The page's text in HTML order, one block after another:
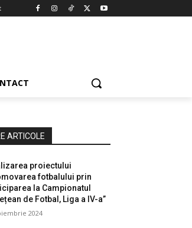
ARTICOLE
proiectului
fotbalului prin
la Campionatul
de Fotbal, Liga a IV-a”
2024